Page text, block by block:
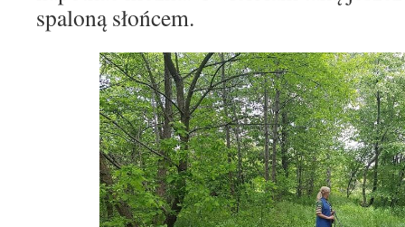
spaloną słońcem.